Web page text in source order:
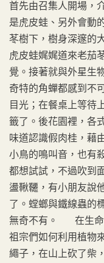
首先由召集人開場，
是虎皮蛙、另外會動
苳樹下，樹身深邃的
虎皮蛙娓娓道來老茄
覺。接著就與外星生
奇特的角蟬都感到不
目光；在餐桌上等待
籤了。後花園裡，各
味道認識假肉桂，藉
小鳥的鳴叫音，也有
都想試試，不過吹到
盪鞦韆，有小朋友說
了。螳螂與鐵線蟲的
無奇不有。 在生命
祖宗們如何利用植物
繩子，在山上砍了柴